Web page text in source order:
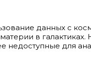
данных с
в галактиках.
недоступные для